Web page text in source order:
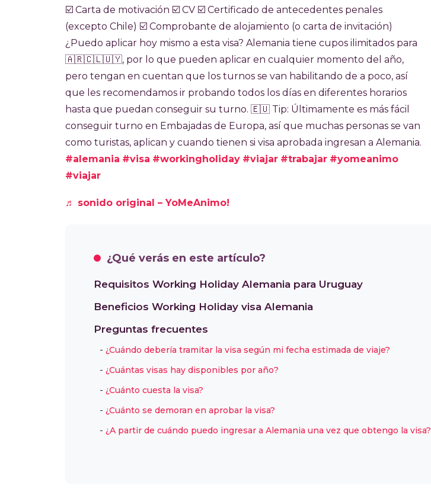
☑️​ Carta de motivación ☑️​ CV ☑️​ Certificado de antecedentes penales
(excepto Chile) ☑️​ Comprobante de alojamiento (o carta de invitación)
¿Puedo aplicar hoy mismo a esta visa? Alemania tiene cupos ilimitados para
🇦🇷​🇨🇱​🇺🇾​, por lo que pueden aplicar en cualquier momento del año,
pero tengan en cuentan que los turnos se van habilitando de a poco, así
que les recomendamos ir probando todos los días en diferentes horarios
hasta que puedan conseguir su turno. ​🇪🇺​ Tip: Últimamente es más fácil
conseguir turno en Embajadas de Europa, así que muchas personas se van
como turistas, aplican y cuando tienen si visa aprobada ingresan a Alemania.
#alemania #visa #workingholiday #viajar #trabajar #yomeanimo
#viajar
♬ sonido original – YoMeAnimo!
¿Qué verás en este artículo?
Requisitos Working Holiday Alemania para Uruguay
Beneficios Working Holiday visa Alemania
Preguntas frecuentes
¿Cuándo debería tramitar la visa según mi fecha estimada de viaje?
¿Cuántas visas hay disponibles por año?
¿Cuánto cuesta la visa?
¿Cuánto se demoran en aprobar la visa?
¿A partir de cuándo puedo ingresar a Alemania una vez que obtengo la visa?